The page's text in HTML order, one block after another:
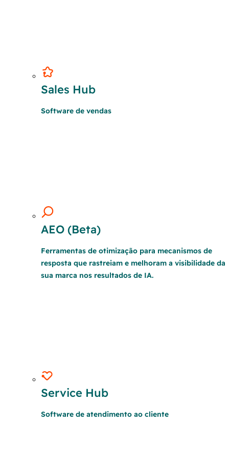
Sales Hub
Software de vendas
AEO (Beta)
Ferramentas de otimização para mecanismos de
resposta que rastreiam e melhoram a visibilidade da
sua marca nos resultados de IA.
Service Hub
Software de atendimento ao cliente